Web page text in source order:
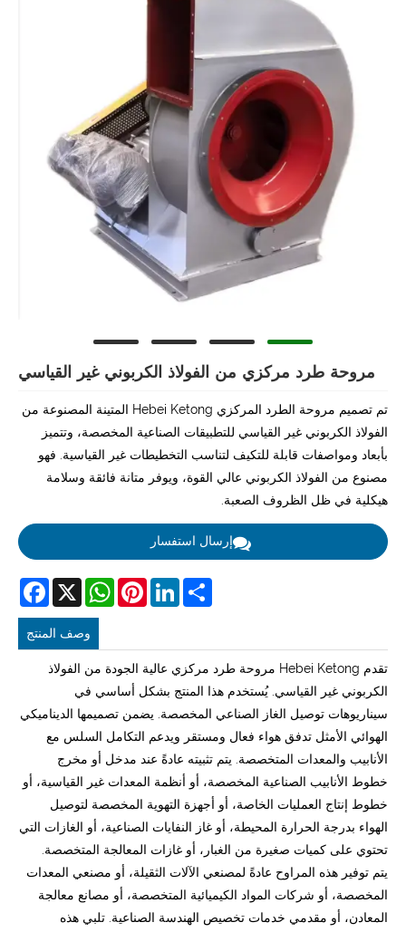
مروحة طرد مركزي من الفولاذ الكربوني غير القياسي
تم تصميم مروحة الطرد المركزي Hebei Ketong المتينة المصنوعة من
الفولاذ الكربوني غير القياسي للتطبيقات الصناعية المخصصة، وتتميز
بأبعاد ومواصفات قابلة للتكيف لتناسب التخطيطات غير القياسية. فهو
مصنوع من الفولاذ الكربوني عالي القوة، ويوفر متانة فائقة وسلامة
هيكلية في ظل الظروف الصعبة.
إرسال استفسار
X
WhatsAppPinterestLinkedInShare
وصف المنتج
تقدم Hebei Ketong مروحة طرد مركزي عالية الجودة من الفولاذ
الكربوني غير القياسي. يُستخدم هذا المنتج بشكل أساسي في
سيناريوهات توصيل الغاز الصناعي المخصصة. يضمن تصميمها الديناميكي
الهوائي الأمثل تدفق هواء فعال ومستقر ويدعم التكامل السلس مع
الأنابيب والمعدات المتخصصة. يتم تثبيته عادةً عند مدخل أو مخرج
خطوط الأنابيب الصناعية المخصصة، أو أنظمة المعدات غير القياسية، أو
خطوط إنتاج العمليات الخاصة، أو أجهزة التهوية المخصصة لتوصيل
الهواء بدرجة الحرارة المحيطة، أو غاز النفايات الصناعية، أو الغازات التي
تحتوي على كميات صغيرة من الغبار، أو غازات المعالجة المتخصصة.
يتم توفير هذه المراوح عادةً لمصنعي الآلات الثقيلة، أو مصنعي المعدات
المخصصة، أو شركات المواد الكيميائية المتخصصة، أو مصانع معالجة
المعادن، أو مقدمي خدمات تخصيص الهندسة الصناعية. تلبي هذه